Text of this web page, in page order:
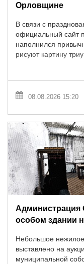
Орловщине
В связи с
официальный сайт
наполнился
рисуют картину
08.08.2026 15:20
Администрация
особом здании
Небольшое
выставлено на
муниципальной